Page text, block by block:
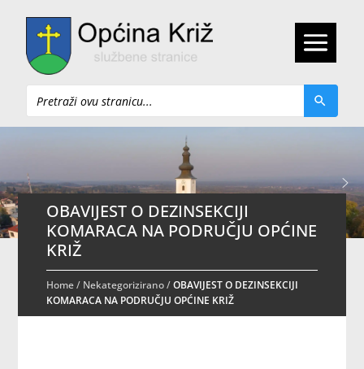
Pretraži
OBAVIJEST O DEZINSEKCIJI
KOMARACA NA PODRUČJU OPĆINE
KRIŽ
Home/ Nekategorizirano/OBAVIJEST O DEZINSEKCIJI
KOMARACA NA PODRUČJU OPĆINE KRIŽ